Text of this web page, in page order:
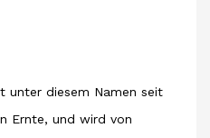
unter diesem Namen seit
Ernte, und wird von